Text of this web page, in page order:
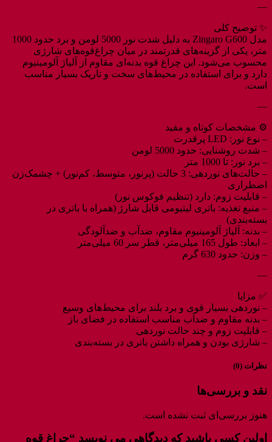
—
✨ توضیح کلی
مدل Zingaro G600 به دلیل شدت نور 5000 لومن و برد حدود 1000
متر، یکی از گزینه‌های قدرتمند در میان چراغ‌قوه‌های شارژی
محسوب می‌شود. این چراغ قوه بدنه‌ای مقاوم از آلیاژ آلومینیوم
دارد و برای استفاده در محیط‌های سخت و تاریک بسیار مناسب
است.
—
⚙️ مشخصات کوتاه و مفید
– نوع نور: LED پرقدرت
– شدت روشنایی: حدود 5000 لومن
– برد نور: تا 1000 متر
– حالت‌های نوردهی: 3 حالت (پرنور، متوسط، کم‌نور) + چشمک‌زن
اضطراری
– قابلیت زوم: دارد (تنظیم فوکوس نور)
– منبع تغذیه: باتری لیتیومی قابل شارژ (همراه با باتری در
بسته‌بندی)
– بدنه: آلیاژ آلومینیوم مقاوم، ضدآب و ضدآلودگی
– ابعاد: طول 165 میلی‌متر، قطر سر 60 میلی‌متر
– وزن: حدود 630 گرم
—
✅ مزایا
– نوردهی بسیار قوی و برد بلند برای محیط‌های وسیع
– بدنه مقاوم و ضدآب مناسب استفاده در فضای باز
– قابلیت زوم و چند حالت نوردهی
– شارژی بودن و همراه داشتن باتری در بسته‌بندی
نظرات (0)
نقد و بررسی‌ها
هنوز بررسی‌ای ثبت نشده است.
اولین کسی باشید که دیدگاهی می نویسد “چراغ قوه